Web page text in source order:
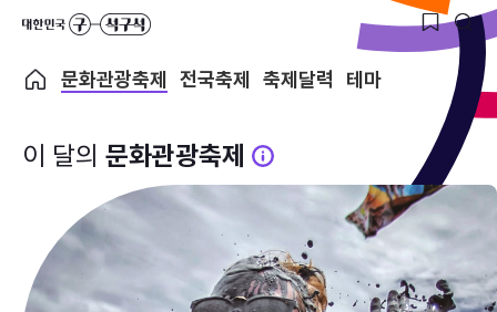
문화관광축제 전국축제 축제달력 테마
이 달의 문화관광축제